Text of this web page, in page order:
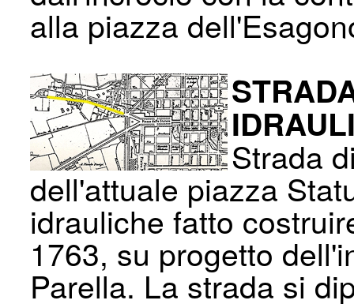
alla piazza
Strada
dell'attuale piazza
idrauliche fatto
1763, su progetto
Parella. La strada si